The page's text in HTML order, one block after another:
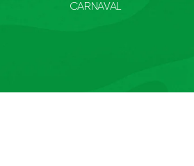
CARNAVAL